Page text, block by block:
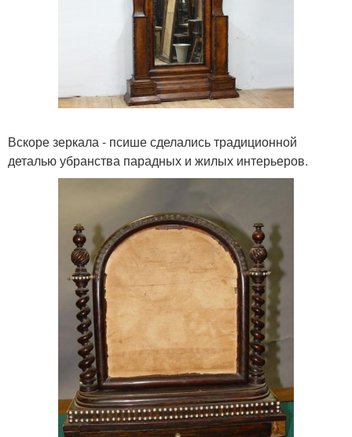
Вскоре зеркала - псише сделались традиционной
деталью убранства парадных и жилых интерьеров.